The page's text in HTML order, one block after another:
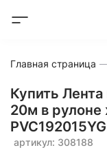
Главная страница
Купить
20м в рулоне
артикул: 308188